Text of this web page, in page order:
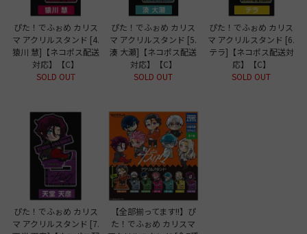
ぴた！でふぉめ カリス
マ アクリルスタンド [4.
猿川 慧]【ネコポス配送
対応】【C】
SOLD OUT
ぴた！でふぉめ カリス
マ アクリルスタンド [5.
湊 大瀬]【ネコポス配送
対応】【C】
SOLD OUT
ぴた！でふぉめ カリス
マ アクリルスタンド [6.
テラ]【ネコポス配送対
応】【C】
SOLD OUT
ぴた！でふぉめ カリス
マ アクリルスタンド [7.
【全部揃ってます!!】ぴ
た！でふぉめ カリスマ